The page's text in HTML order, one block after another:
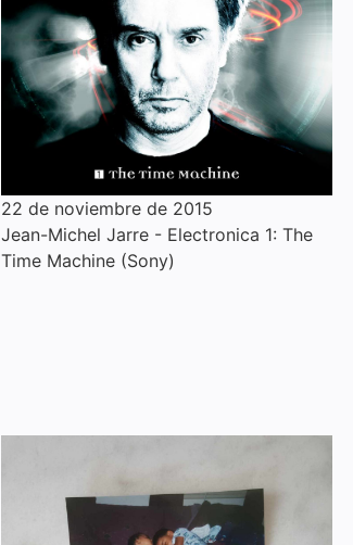
22 de noviembre de 2015
Jean-Michel Jarre - Electronica 1: The
Time Machine (Sony)